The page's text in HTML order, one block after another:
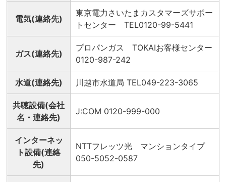
電気(連絡先)
東京電力さいたまカスタマーズサポー
トセンター TEL0120-99-5441
ガス(連絡先)
プロパンガス TOKAIお客様センター
0120-987-242
水道(連絡先) 川越市水道局 TEL049-223-3065
共聴設備(会社
名・連絡先)
J:COM 0120-999-000
インターネッ
ト設備(連絡
先)
NTTフレッツ光 マンションタイプ
050-5052-0587